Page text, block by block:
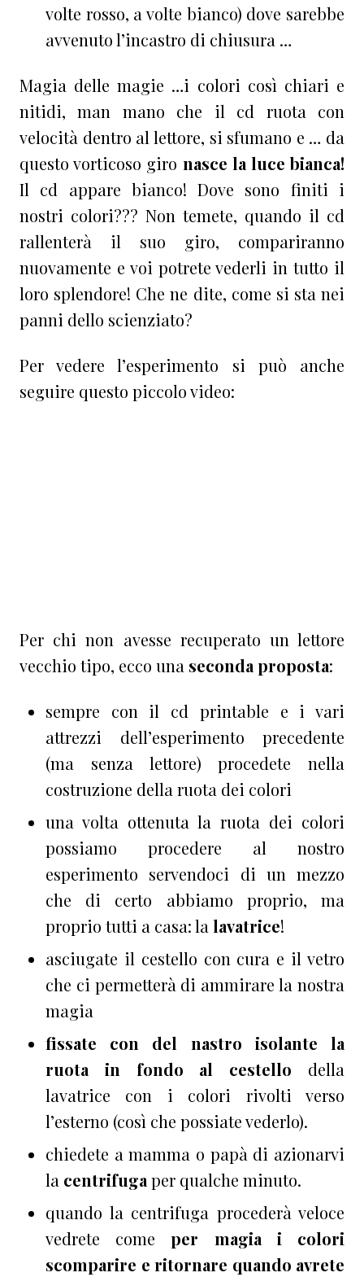
volte rosso, a volte bianco) dove sarebbe
avvenuto l’incastro di chiusura …
Magia delle magie …i colori così chiari e
nitidi, man mano che il cd ruota con
velocità dentro al lettore, si sfumano e … da
questo vorticoso giro nasce la luce bianca!
Il cd appare bianco! Dove sono finiti i
nostri colori??? Non temete, quando il cd
rallenterà il suo giro, compariranno
nuovamente e voi potrete vederli in tutto il
loro splendore! Che ne dite, come si sta nei
panni dello scienziato?
Per vedere l’esperimento si può anche
seguire questo piccolo video:
Per chi non avesse recuperato un lettore
vecchio tipo, ecco una seconda proposta:
sempre con il cd printable e i vari
attrezzi dell’esperimento precedente
(ma senza lettore) procedete nella
costruzione della ruota dei colori
una volta ottenuta la ruota dei colori
possiamo procedere al nostro
esperimento servendoci di un mezzo
che di certo abbiamo proprio, ma
proprio tutti a casa: la lavatrice!
asciugate il cestello con cura e il vetro
che ci permetterà di ammirare la nostra
magia
fissate con del nastro isolante la
ruota in fondo al cestello della
lavatrice con i colori rivolti verso
l’esterno (così che possiate vederlo).
chiedete a mamma o papà di azionarvi
la centrifuga per qualche minuto.
quando la centrifuga procederà veloce
vedrete comeper magia i colori
scomparire e ritornare quando avrete